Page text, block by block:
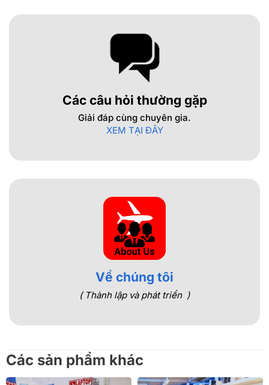
Các câu hỏi thường gặp
Giải đáp cùng chuyên gia.
XEM TẠI ĐÂY
Về chúng tôi
( Thành lập và phát triển )
Các sản phẩm khác